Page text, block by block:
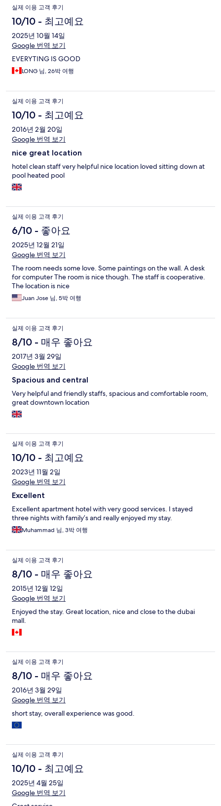
실제 이용 고객 후기
10/10 - 최고예요
2025년 10월 14일
Google 번역 보기
EVERYTING IS GOOD
LONG 님, 26박 여행
실제 이용 고객 후기
10/10 - 최고예요
2016년 2월 20일
Google 번역 보기
nice great location
hotel clean staff very helpful nice location loved sitting down at
pool heated pool
실제 이용 고객 후기
6/10 - 좋아요
2025년 12월 21일
Google 번역 보기
The room needs some love. Some paintings on the wall. A desk
for computer The room is nice though. The staff is cooperative.
The location is nice
Juan Jose 님, 5박 여행
실제 이용 고객 후기
8/10 - 매우 좋아요
2017년 3월 29일
Google 번역 보기
Spacious and central
Very helpful and friendly staffs, spacious and comfortable room,
great downtown location
실제 이용 고객 후기
10/10 - 최고예요
2023년 11월 2일
Google 번역 보기
Excellent
Excellent apartment hotel with very good services. I stayed
three nights with family’s and really enjoyed my stay.
Muhammad 님, 3박 여행
실제 이용 고객 후기
8/10 - 매우 좋아요
2015년 12월 12일
Google 번역 보기
Enjoyed the stay. Great location, nice and close to the dubai
mall.
실제 이용 고객 후기
8/10 - 매우 좋아요
2016년 3월 29일
Google 번역 보기
short stay, overall experience was good.
실제 이용 고객 후기
10/10 - 최고예요
2025년 4월 25일
Google 번역 보기